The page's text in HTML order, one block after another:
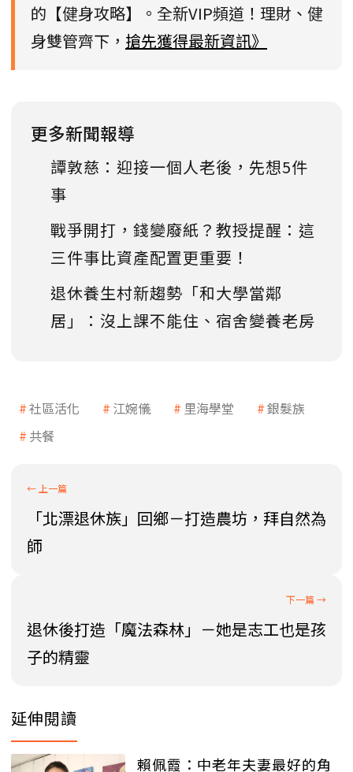
的【健身攻略】。全新VIP頻道！理財、健
身雙管齊下， 搶先獲得最新資訊》
更多新聞報導
譚敦慈：迎接一個人老後，先想5件
事
戰爭開打，錢變廢紙？教授提醒：這
三件事比資產配置更重要！
退休養生村新趨勢「和大學當鄰
居」：沒上課不能住、宿舍變養老房
社區活化 江婉儀 里海學堂
銀髮族
共餐
「北漂退休族」回鄉－打造農坊，拜自然為
師
退休後打造「魔法森林」－她是志工也是孩
子的精靈
延伸閱讀
賴佩霞：中老年夫妻最好的角